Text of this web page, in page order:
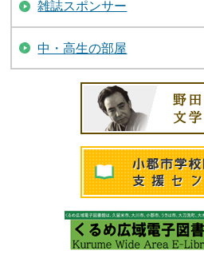
雑誌スポンサー
中・高生の部屋